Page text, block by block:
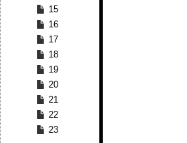
15
16
17
18
19
20
21
22
23